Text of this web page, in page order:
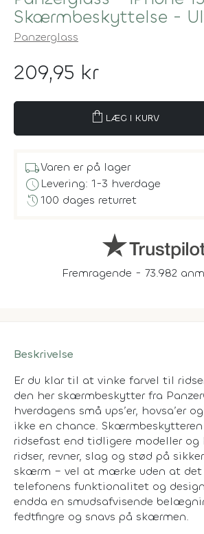
Skærmbeskyttelse -
Panzerglass
209,95 kr
shopping_bag LÆG I KURV
local_shippingVaren er på lager
scheduleLevering: 1-3 hverdage
history100 dages returret
Fremragende - 73.982
Beskrivelse
Er du klar til at vinke farvel til
den her skærmbeskytter fra
hverdagens små ups’er, hovsa’er
ikke en chance.
ridsefast end tidligere modeller og
ridser, revner, slag og stød på
skærm – vel at mærke uden at det
telefonens funktionalitet og
endda en smudsafvisende
fedtfingre og snavs på skærmen.